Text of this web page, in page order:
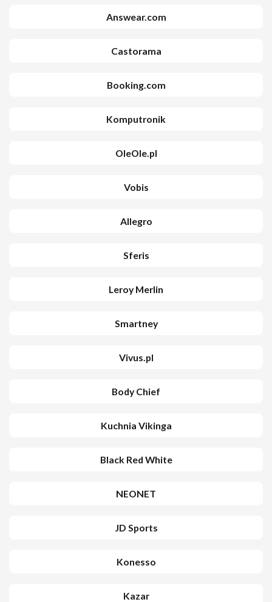
Answear.com
Castorama
Booking.com
Komputronik
OleOle.pl
Vobis
Allegro
Sferis
Leroy Merlin
Smartney
Vivus.pl
Body Chief
Kuchnia Vikinga
Black Red White
NEONET
JD Sports
Konesso
Kazar